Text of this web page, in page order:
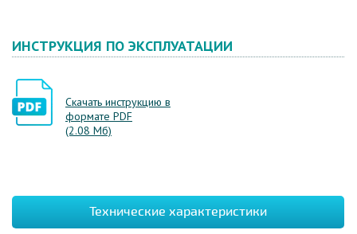
ИНСТРУКЦИЯ ПО ЭКСПЛУАТАЦИИ
Скачать инструкцию в
формате PDF
(2.08 Мб)
Технические характеристики